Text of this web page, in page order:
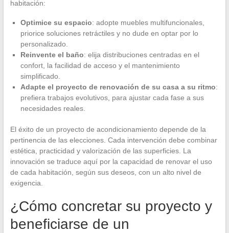
habitación:
Optimice su espacio: adopte muebles multifuncionales,
priorice soluciones retráctiles y no dude en optar por lo
personalizado.
Reinvente el baño: elija distribuciones centradas en el
confort, la facilidad de acceso y el mantenimiento
simplificado.
Adapte el proyecto de renovación de su casa a su ritmo:
prefiera trabajos evolutivos, para ajustar cada fase a sus
necesidades reales.
El éxito de un proyecto de acondicionamiento depende de la
pertinencia de las elecciones. Cada intervención debe combinar
estética, practicidad y valorización de las superficies. La
innovación se traduce aquí por la capacidad de renovar el uso
de cada habitación, según sus deseos, con un alto nivel de
exigencia.
¿Cómo concretar su proyecto y
beneficiarse de un